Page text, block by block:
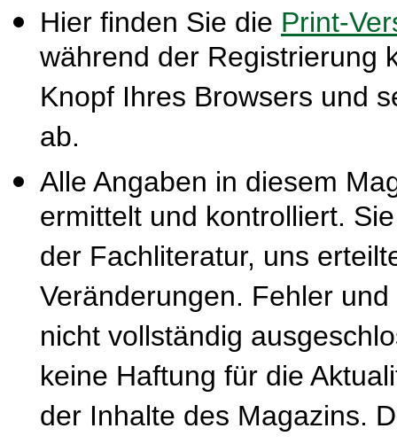
Hier finden Sie die Print-
während der Registrierung
Knopf Ihres Browsers und
ab.
Alle Angaben in diesem
ermittelt und kontrolliert.
der Fachliteratur, uns
Veränderungen. Fehler
nicht vollständig
keine Haftung für die
der Inhalte des Magazins.